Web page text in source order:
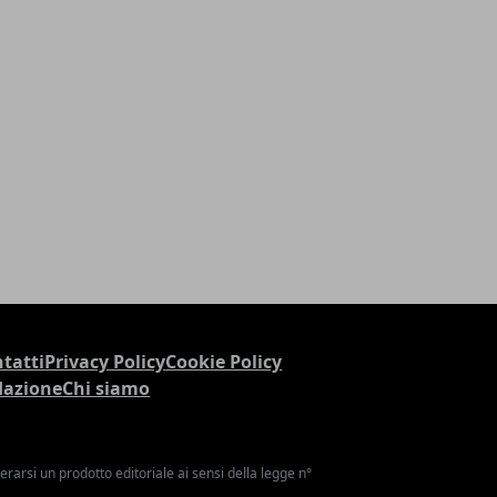
Privacy PolicyCookie Policy
Chi siamo
un prodotto editoriale ai sensi della legge n°